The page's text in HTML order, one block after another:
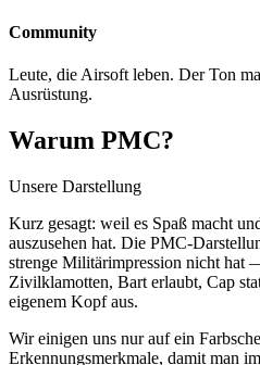
Community
Leute, die Airsoft leben. Der Ton
Ausrüstung.
Warum PMC?
Unsere Darstellung
Kurz gesagt: weil es Spaß macht
auszusehen hat. Die PMC-
strenge Militärimpression nicht hat
Zivilklamotten, Bart erlaubt, Cap
eigenem Kopf aus.
Wir einigen uns nur auf ein
Erkennungsmerkmale, damit man